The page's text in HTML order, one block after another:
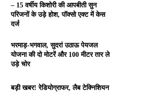
– 15 वर्षीय किशोरी की आपबीती सुन
परिजनों के उड़े होश, पॉक्सो एक्ट में केस
दर्ज
भरमाड़-भगवाल, सुदरां उठाऊ पेयजल
योजना की दो मोटरें और 100 मीटर तार ले
उड़े चोर
बड़ी खबर! रेडियोग्राफर, लैब टेक्निशियन